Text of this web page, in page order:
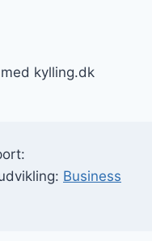
kylling.dk
Business